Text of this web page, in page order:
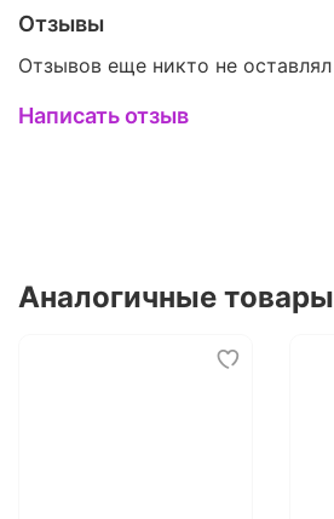
Отзывы
Отзывов еще никто не оставлял
Написать отзыв
Аналогичные товары